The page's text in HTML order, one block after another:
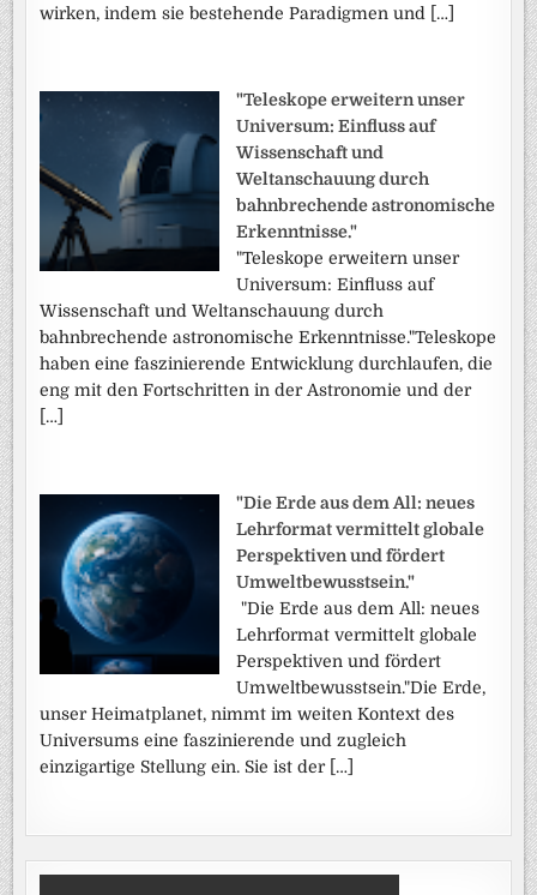
wirken, indem sie bestehende Paradigmen und […]
"Teleskope erweitern unser
Universum: Einfluss auf
Wissenschaft und
Weltanschauung durch
bahnbrechende astronomische
Erkenntnisse."
"Teleskope erweitern unser
Universum: Einfluss auf
Wissenschaft und Weltanschauung durch
bahnbrechende astronomische Erkenntnisse."Teleskope
haben eine faszinierende Entwicklung durchlaufen, die
eng mit den Fortschritten in der Astronomie und der
[…]
"Die Erde aus dem All: neues
Lehrformat vermittelt globale
Perspektiven und fördert
Umweltbewusstsein."
"Die Erde aus dem All: neues
Lehrformat vermittelt globale
Perspektiven und fördert
Umweltbewusstsein."Die Erde,
unser Heimatplanet, nimmt im weiten Kontext des
Universums eine faszinierende und zugleich
einzigartige Stellung ein. Sie ist der […]